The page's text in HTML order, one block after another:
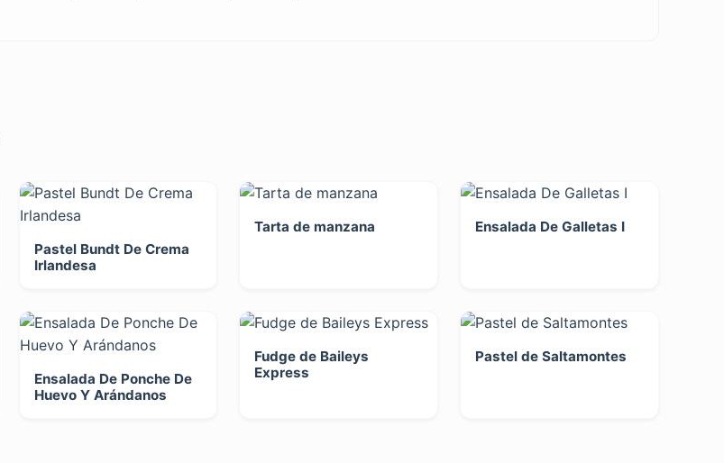
Pastel Bundt De Crema
Irlandesa
Tarta de manzana Ensalada De Galletas I
Ensalada De Ponche De
Huevo Y Arándanos
Fudge de Baileys
Express
Pastel de Saltamontes